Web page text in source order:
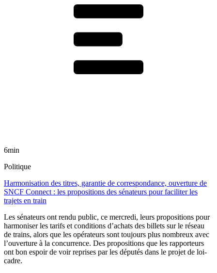
6min
Politique
Harmonisation des titres, garantie de correspondance, ouverture de
SNCF Connect : les propositions des sénateurs pour faciliter les
trajets en train
Les sénateurs ont rendu public, ce mercredi, leurs propositions pour
harmoniser les tarifs et conditions d’achats des billets sur le réseau
de trains, alors que les opérateurs sont toujours plus nombreux avec
l’ouverture à la concurrence. Des propositions que les rapporteurs
ont bon espoir de voir reprises par les députés dans le projet de loi-
cadre.